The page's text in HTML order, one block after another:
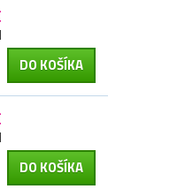
DO KOŠÍKA
DO KOŠÍKA